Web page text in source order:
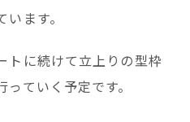
ます。
トに続けて立上りの型枠
ていく予定です。